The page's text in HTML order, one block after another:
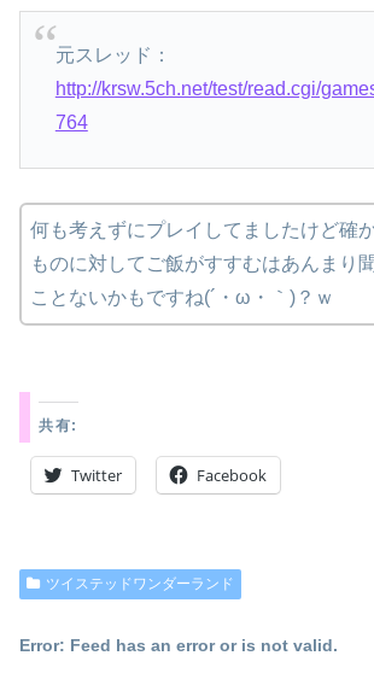
元スレッド：
http://krsw.5ch.net/test/read.cgi/
764
何も考えずにプレイしてましたけど確
ものに対してご飯がすすむはあんまり
ことないかもですね(´・ω・｀)？ｗ
共有:
Twitter Facebook
ツイステッドワンダーランド
Error: Feed has an error or is not valid.